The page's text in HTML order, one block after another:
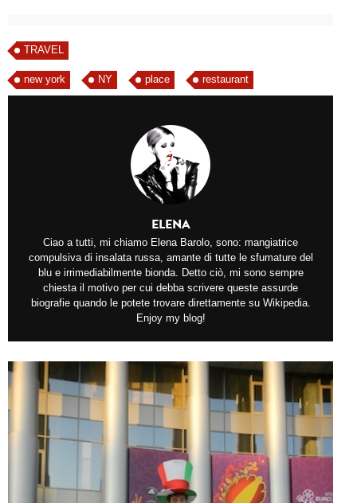
TRAVEL
new york NY place restaurant
ELENA
Ciao a tutti, mi chiamo Elena Barolo, sono: mangiatrice
compulsiva di insalata russa, amante di tutte le sfumature del
blu e irrimediabilmente bionda. Detto ciò, mi sono sempre
chiesta il motivo per cui debba scrivere queste assurde
biografie quando le potete trovare direttamente su Wikipedia.
Enjoy my blog!